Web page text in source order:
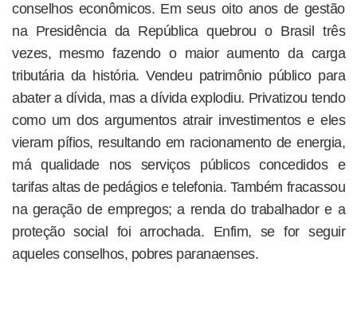
conselhos econômicos. Em seus oito anos de gestão
na Presidência da República quebrou o Brasil três
vezes, mesmo fazendo o maior aumento da carga
tributária da história. Vendeu patrimônio público para
abater a dívida, mas a dívida explodiu. Privatizou tendo
como um dos argumentos atrair investimentos e eles
vieram pífios, resultando em racionamento de energia,
má qualidade nos serviços públicos concedidos e
tarifas altas de pedágios e telefonia. Também fracassou
na geração de empregos; a renda do trabalhador e a
proteção social foi arrochada. Enfim, se for seguir
aqueles conselhos, pobres paranaenses.